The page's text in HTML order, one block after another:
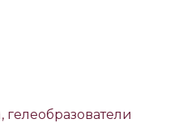
гелеобразователи